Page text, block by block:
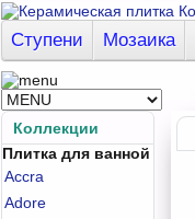
Ступени Мозаика
Коллекции
Плитка для ванной
Accra
Adore